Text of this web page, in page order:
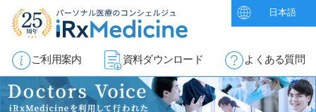
日本語
ご利用案内 資料ダウンロード よくある質問